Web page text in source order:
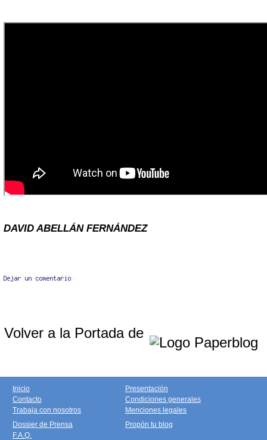
DAVID ABELLÁN FERNÁNDEZ
Volver a la Portada de
Inicio
Contacto
Trabaja con nosotros
Presentación
Condiciones generales
Menciones legales
Dossier de Prensa
F.A.Q.
Propón tu blog